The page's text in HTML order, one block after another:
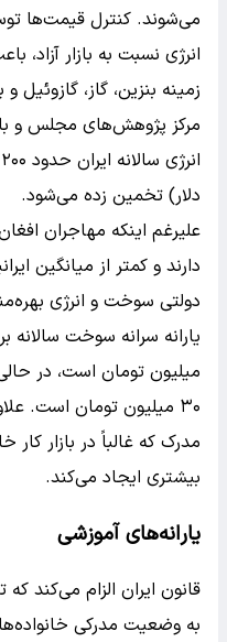
می‌شوند. کنترل قیمت‌ها
انرژی نسبت به بازار آزاد،
زمینه بنزین، گاز،
مرکز پژوهش‌های مجلس و
دلار) تخمین زده می‌شود.
علیرغم اینکه مهاجران
دارند و کمتر از میانگین
دولتی سوخت و انرژی
میلیون تومان است، در
۳۰ میلیون تومان است.
مدرک که غالباً در بازار کار
بیشتری ایجاد می‌کند.
یارانه‌های آموزشی
قانون ایران الزام می‌کند
به وضعیت مدرکی